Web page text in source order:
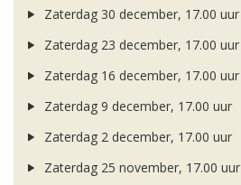
Zaterdag 30 december, 17.00 uur
Zaterdag 23 december, 17.00 uur
Zaterdag 16 december, 17.00 uur
Zaterdag 9 december, 17.00 uur
Zaterdag 2 december, 17.00 uur
Zaterdag 25 november, 17.00 uur